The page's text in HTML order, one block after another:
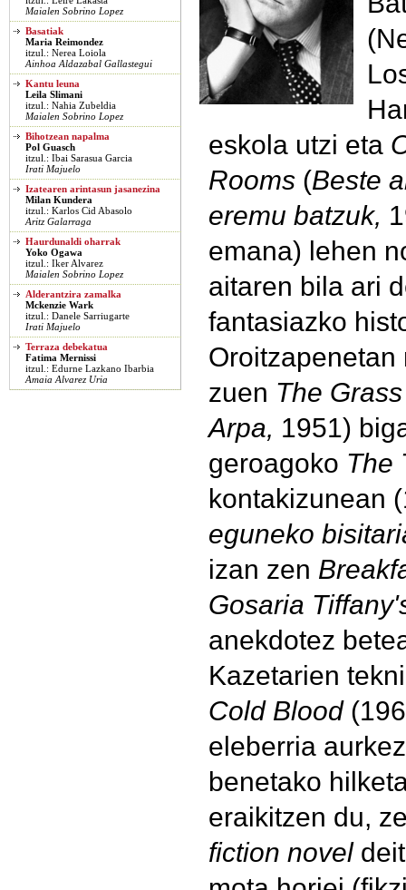
eskola utzi eta
Rooms (Beste
eremu batzuk,
emana) lehen
aitaren bila ari
fantasiazko
zuen The
Arpa, 1951)
geroagoko The
kontakizunean
eguneko
izan zen
Gosaria
anekdotez
Kazetarien
Cold Blood
eleberria
benetako
eraikitzen du,
fiction novel
Maialen Sobrino Lopez
Basatiak
Maria Reimondez
itzul.: Nerea Loiola
Ainhoa Aldazabal Gallastegui
Kantu leuna
Leila Slimani
itzul.: Nahia Zubeldia
Maialen Sobrino Lopez
Bihotzean napalma
Pol Guasch
itzul.: Ibai Sarasua Garcia
Irati Majuelo
Izatearen arintasun jasanezina
Milan Kundera
itzul.: Karlos Cid Abasolo
Aritz Galarraga
Haurdunaldi oharrak
Yoko Ogawa
itzul.: Iker Alvarez
Maialen Sobrino Lopez
Alderantzira zamalka
Mckenzie Wark
itzul.: Danele Sarriugarte
Irati Majuelo
Terraza debekatua
Fatima Mernissi
itzul.: Edurne Lazkano Ibarbia
Amaia Alvarez Uria